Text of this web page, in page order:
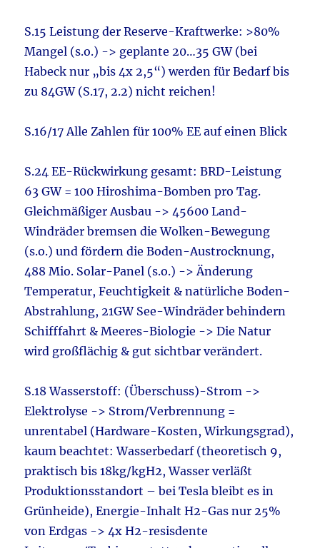
S.15 Leistung der Reserve-Kraftwerke: >80%
Mangel (s.o.) -> geplante 20…35 GW (bei
Habeck nur „bis 4x 2,5“) werden für Bedarf bis
zu 84GW (S.17, 2.2) nicht reichen!
S.16/17 Alle Zahlen für 100% EE auf einen Blick
S.24 EE-Rückwirkung gesamt: BRD-Leistung
63 GW = 100 Hiroshima-Bomben pro Tag.
Gleichmäßiger Ausbau -> 45600 Land-
Windräder bremsen die Wolken-Bewegung
(s.o.) und fördern die Boden-Austrocknung,
488 Mio. Solar-Panel (s.o.) -> Änderung
Temperatur, Feuchtigkeit & natürliche Boden-
Abstrahlung, 21GW See-Windräder behindern
Schifffahrt & Meeres-Biologie -> Die Natur
wird großflächig & gut sichtbar verändert.
S.18 Wasserstoff: (Überschuss)-Strom ->
Elektrolyse -> Strom/Verbrennung =
unrentabel (Hardware-Kosten, Wirkungsgrad),
kaum beachtet: Wasserbedarf (theoretisch 9,
praktisch bis 18kg/kgH2, Wasser verläßt
Produktionsstandort – bei Tesla bleibt es in
Grünheide), Energie-Inhalt H2-Gas nur 25%
von Erdgas -> 4x H2-resisdente